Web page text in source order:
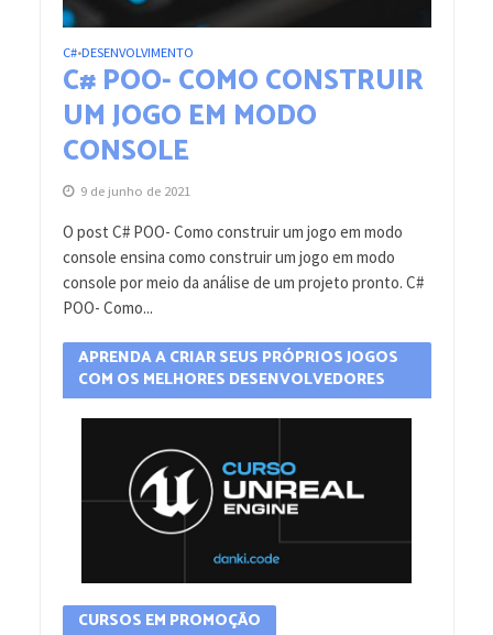
C#•DESENVOLVIMENTO
C# POO- COMO CONSTRUIR
UM JOGO EM MODO
CONSOLE
9 de junho de 2021
O post C# POO- Como construir um jogo em modo
console ensina como construir um jogo em modo
console por meio da análise de um projeto pronto. C#
POO- Como...
APRENDA A CRIAR SEUS PRÓPRIOS JOGOS
COM OS MELHORES DESENVOLVEDORES
CURSOS EM PROMOÇÃO